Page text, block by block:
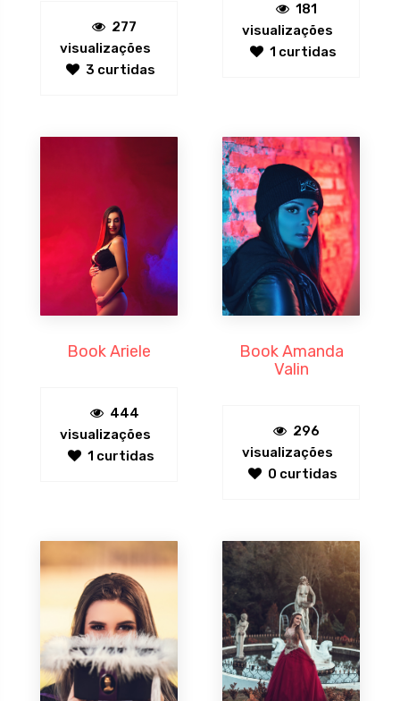
277
visualizações
3 curtidas
181
visualizações
1 curtidas
Book Ariele
444
visualizações
1 curtidas
Book Amanda
Valin
296
visualizações
0 curtidas